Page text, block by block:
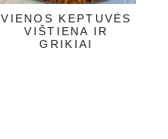
VIENOS KEPTUVĖS
VIŠTIENA IR
GRIKIAI